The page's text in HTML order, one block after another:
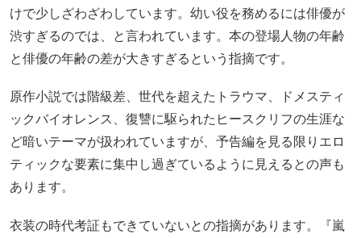
けで少しざわざわしています。幼い役を務めるには俳優が
渋すぎるのでは、と言われています。本の登場人物の年齢
と俳優の年齢の差が大きすぎるという指摘です。
原作小説では階級差、世代を超えたトラウマ、ドメスティ
ックバイオレンス、復讐に駆られたヒースクリフの生涯な
ど暗いテーマが扱われていますが、予告編を見る限りエロ
ティックな要素に集中し過ぎているように見えるとの声も
あります。
衣装の時代考証もできていないとの指摘があります。『嵐